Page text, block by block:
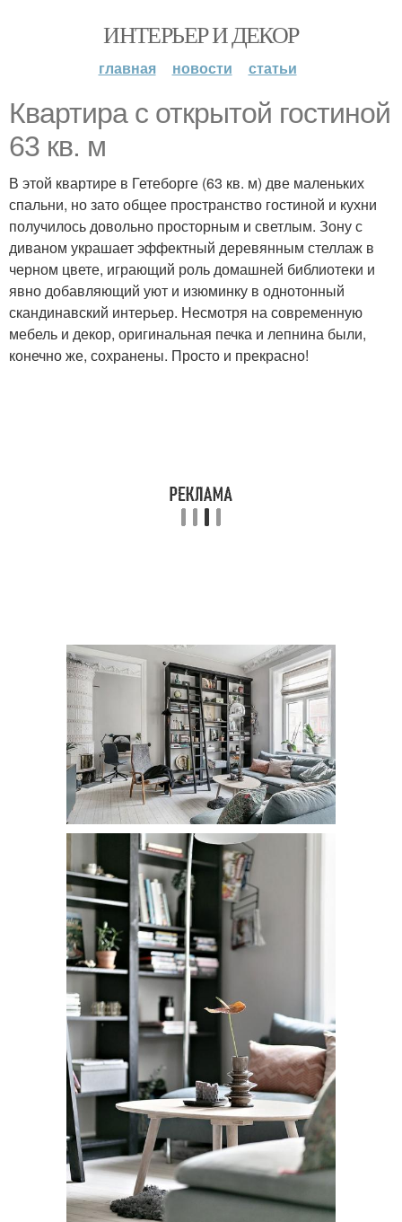
ИНТЕРЬЕР И ДЕКОР
главная новости статьи
Квартира с открытой гостиной
63 кв. м
В этой квартире в Гетеборге (63 кв. м) две маленьких
спальни, но зато общее пространство гостиной и кухни
получилось довольно просторным и светлым. Зону с
диваном украшает эффектный деревянным стеллаж в
черном цвете, играющий роль домашней библиотеки и
явно добавляющий уют и изюминку в однотонный
скандинавский интерьер. Несмотря на современную
мебель и декор, оригинальная печка и лепнина были,
конечно же, сохранены. Просто и прекрасно!